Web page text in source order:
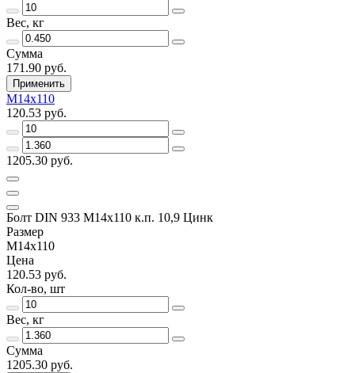
Вес, кг
Сумма
171.90 руб.
Применить
М14х110
120.53 руб.
1205.30 руб.
Болт DIN 933 М14х110 к.п. 10,9 Цинк
Размер
М14х110
Цена
120.53 руб.
Кол-во, шт
Вес, кг
Сумма
1205.30 руб.